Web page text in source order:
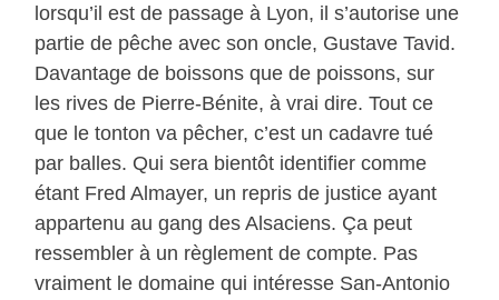
lorsqu’il est de passage à Lyon, il s’autorise une
partie de pêche avec son oncle, Gustave Tavid.
Davantage de boissons que de poissons, sur
les rives de Pierre-Bénite, à vrai dire. Tout ce
que le tonton va pêcher, c’est un cadavre tué
par balles. Qui sera bientôt identifier comme
étant Fred Almayer, un repris de justice ayant
appartenu au gang des Alsaciens. Ça peut
ressembler à un règlement de compte. Pas
vraiment le domaine qui intéresse San-Antonio